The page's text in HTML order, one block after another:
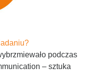
podczas
– sztuka